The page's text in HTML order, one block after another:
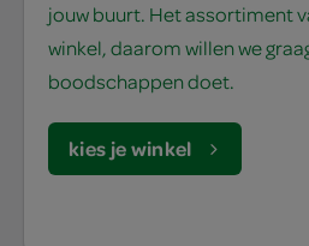
jouw buurt. Het assortiment
winkel, daarom willen we
boodschappen doet.
kies je winkel